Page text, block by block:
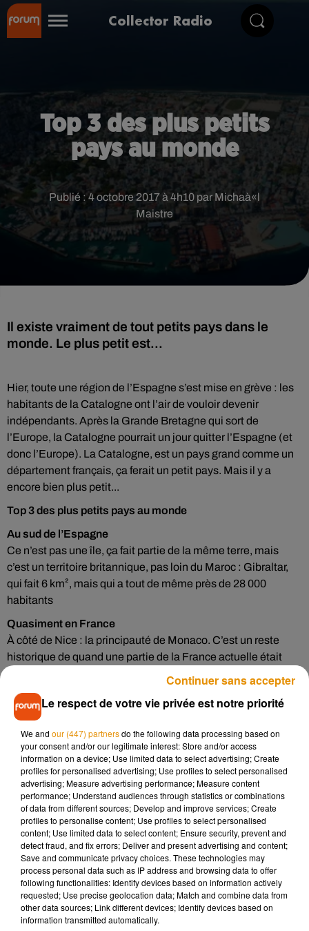
Collector Radio
Top 3 des plus petits
pays au monde
Publié : 4 octobre 2017 à 4h10 par Michaà«l
Maistre
Il existe vraiment de tout petits pays dans le
monde. Le plus petit est...
Hier, toute une région de l’Espagne s’est mise en grève : les
habitants de la Catalogne ont l’air de vouloir devenir
indépendants. Après la Grande Bretagne qui sort de
l’Europe, la Catalogne pourrait un jour quitter l’Espagne (et
donc l’Europe). La Catalogne, est un pays grand comme un
département français, ça ferait un petit pays. Mais il y a
encore bien plus petit...
Top 3 des plus petits pays au monde
Au sud de l’Espagne
Ce n’est pas une île, ça fait partie de la même terre, mais
c’est un territoire britannique, pas loin du Maroc : Gibraltar,
qui fait 6 km², mais qui a tout de même près de 28 000
habitants
Quasiment en France
À côté de Nice : la principauté de Monaco. C’est un reste
historique de quand une partie de la France actuelle était
habitants : c’est le pays le plus densément peuplé au monde
Dirigé par le Pape
C’est le Vatican, seulement 0,4 km², environ 900 habitants,
dont beaucoup de personnel religieux. En tout cas, si vous
tombez sur un euro fabriqué au Vatican, surtout gardez-le, ils
sont extrêmement rares et valent une petite fortune !
Avez-vous déjà imaginé qu’une région française devienne
indépendante ? Si ça devait arriver, pour vous laquelle
serait-ce ?
Musique
Le respect de votre vie privée est notre priorité
We and our (447) partnersdo the following data processing based on
your consent and/or our legitimate interest: Store and/or access
information on a device; Use limited data to select advertising; Create
profiles for personalised advertising; Use profiles to select personalised
advertising; Measure advertising performance; Measure content
performance; Understand audiences through statistics or combinations
of data from different sources; Develop and improve services; Create
profiles to personalise content; Use profiles to select personalised
content; Use limited data to select content; Ensure security, prevent and
detect fraud, and fix errors; Deliver and present advertising and content;
Save and communicate privacy choices. These technologies may
process personal data such as IP address and browsing data to offer
following functionalities: Identify devices based on information actively
requested; Use precise geolocation data; Match and combine data from
other data sources; Link different devices; Identify devices based on
information transmitted automatically.
Continuer sans accepter